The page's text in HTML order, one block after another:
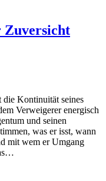
Zuversicht
die Kontinuität seines
Verweigerer energisch
und seinen
was er isst, wann
mit wem er Umgang